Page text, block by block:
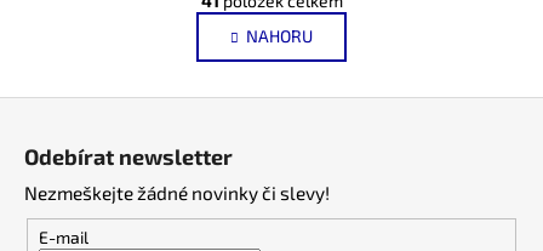
v
l
á
d
p
r
á
n
k
í
NAHORU
Odebírat newsletter
Nezmeškejte žádné novinky či slevy!
E-mail